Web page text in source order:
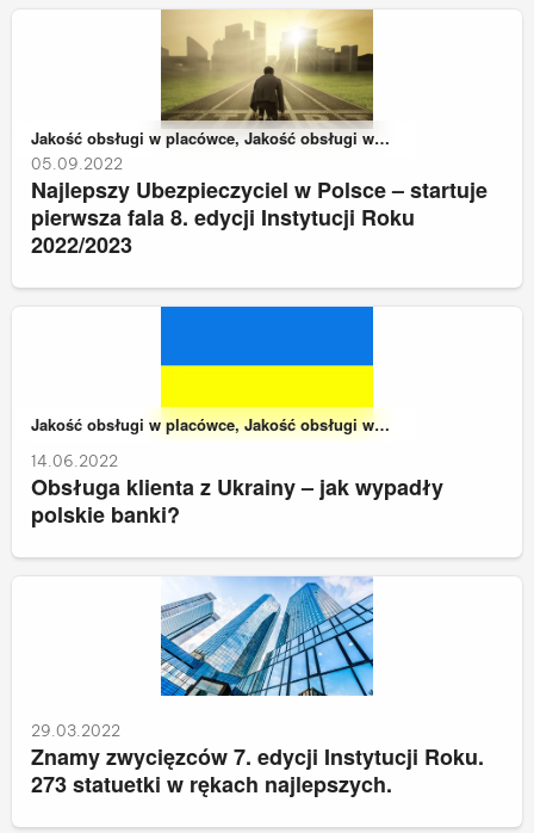
Należy do kategorii:
Jakość obsługi w placówce, Jakość obsługi w
zdalnych kanałach kontaktu
05.09.2022
Najlepszy Ubezpieczyciel w Polsce – startuje
pierwsza fala 8. edycji Instytucji Roku
2022/2023
Należy do kategorii:
Jakość obsługi w placówce, Jakość obsługi w
14.06.2022
Obsługa klienta z Ukrainy – jak wypadły
polskie banki?
29.03.2022
Znamy zwycięzców 7. edycji Instytucji Roku.
273 statuetki w rękach najlepszych.